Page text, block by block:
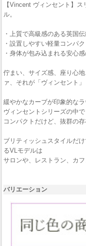
【Vincent ヴィンセント】
ル。
・上質で高級感のある英国伝
・設置しやすい軽量コンパク
・身体が包み込まれる安心感
佇まい、サイズ感、座り心
ァ、それが「ヴィンセント」
緩やかなカーブが印象的な
ヴィンセントシリーズの中
コンパクトだけど、抜群の存
ブリティッシュスタイルだ
るVLモデルは
サロンや、レストラン、カ
バリエーション